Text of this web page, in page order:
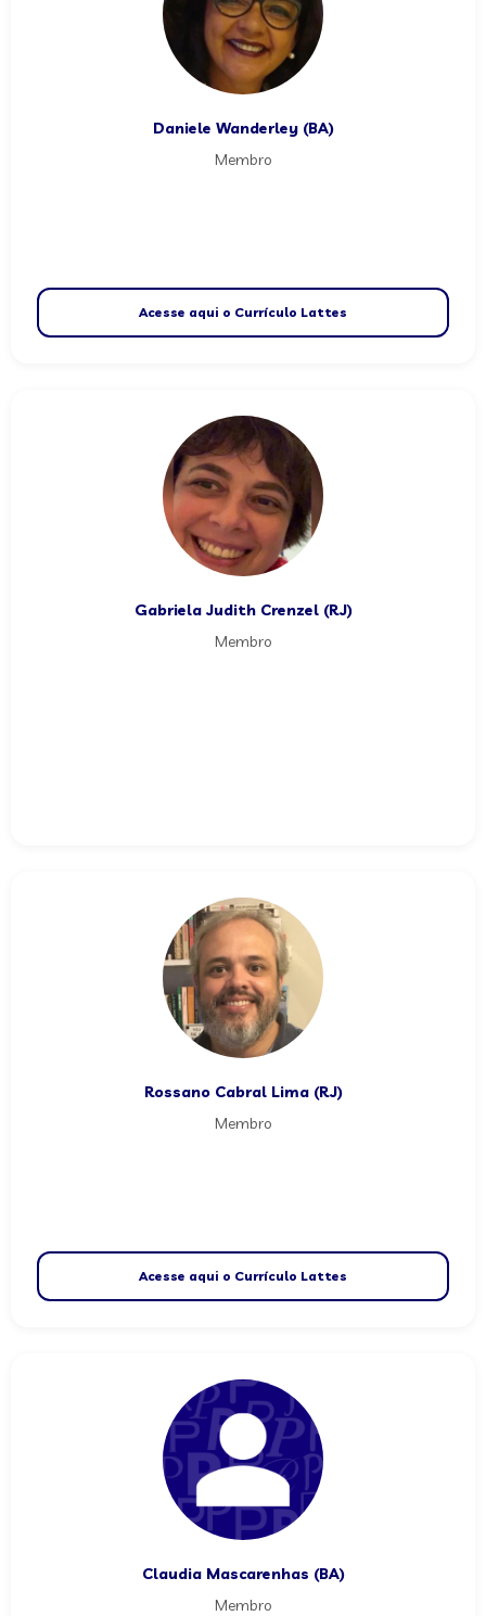
Daniele Wanderley (BA)
Membro
Acesse aqui o Currículo Lattes
Gabriela Judith Crenzel (RJ)
Membro
Rossano Cabral Lima (RJ)
Membro
Acesse aqui o Currículo Lattes
Claudia Mascarenhas (BA)
Membro